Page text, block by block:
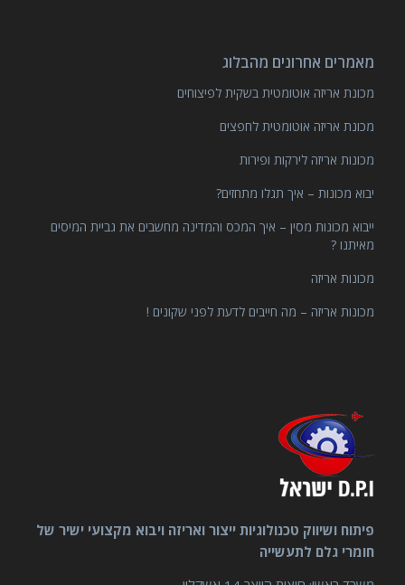
מאמרים אחרונים מהבלוג
מכונת אריזה אוטומטית בשקית לפיצוחים
מכונת אריזה אוטומטית לחפצים
מכונות אריזה לירקות ופירות
יבוא מכונות – איך תגלו מתחזים?
ייבוא מכונות מסין – איך המכס והמדינה מחשבים את גביית המיסים
מאיתנו ?
מכונות אריזה
מכונות אריזה – מה חייבים לדעת לפני שקונים !
פיתוח ושיווק טכנולוגיות ייצור ואריזה ויבוא מקצועי ישיר של
חומרי גלם לתעשייה